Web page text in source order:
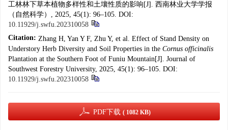
工林林下草本植物多样性和土壤性质的影响[J]. 西南林业大学学报
（自然科学）, 2025, 45(1): 96–105. DOI:
10.11929/j.swfu.202310058
Citation: Zhang H, Yan Y F, Zhu Y, et al. Effect of Stand Density on
Understory Herb Diversity and Soil Properties in the Cornus officinalis
Plantation at the Southern Foot of Funiu Mountain[J]. Journal of
Southwest Forestry University, 2025, 45(1): 96–105. DOI:
10.11929/j.swfu.202310058
PDF下载 ( 1082 KB)